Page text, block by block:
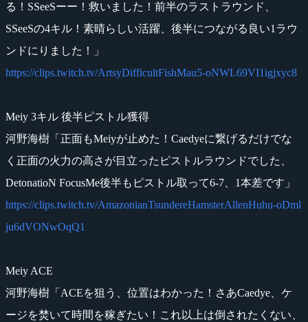
る！SSeeSーー！救いました！前半のラストラウンド、
SSeeSの4キル！素晴らしい活躍、後半につながる良い1ラウ
ンドにりました！」
https://clips.twitch.tv/ArtsyDifficultFishMau5-oNWL69VI1igjxyc8
Meiy 3キル 後半ピストル獲得
河野海樹「正面もMeiyが止めた！Caedyeに繋げるだけでな
く正面の火力の高さが目立ったピストルラウンドでした、
DetonatioN FocusMe後半もピストル取って6-7、1本差です」
https://clips.twitch.tv/AmazonianTsundereHamsterAllenHuhu-oDml
ju6dVONwOqQ1
Meiy ACE
河野海樹「ACEを狙う、位置はわかった！さあCaedye、ケ
ージを焚いて時間を稼ぎたい！これ以上は倒されたくない、